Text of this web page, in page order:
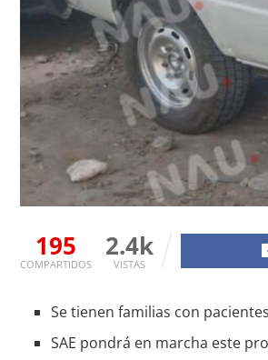
195
COMPARTIDOS
2.4k
VISTAS
Se tienen familias con
SAE pondrá en marcha este